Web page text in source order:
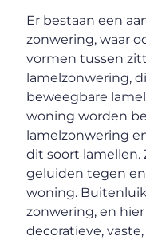
Er bestaan een
zonwering, waar
vormen tussen
lamelzonwering,
beweegbare
woning worden
lamelzonwering
dit soort lamellen.
geluiden tegen
woning.
zonwering, en
decoratieve,